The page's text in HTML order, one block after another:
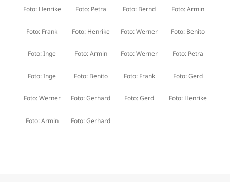
Foto: Henrike Foto: Petra Foto: Bernd Foto: Armin
Foto: Frank Foto: Henrike Foto: Werner Foto: Benito
Foto: Inge Foto: Armin Foto: Werner Foto: Petra
Foto: Inge Foto: Benito Foto: Frank Foto: Gerd
Foto: Werner Foto: Gerhard Foto: Gerd Foto: Henrike
Foto: Armin Foto: Gerhard